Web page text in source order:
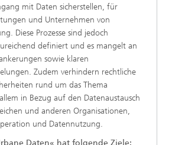
mit Daten sicherstellen, für
und Unternehmen von
Diese Prozesse sind jedoch
definiert und es mangelt an
sowie klaren
Zudem verhindern rechtliche
rund um das Thema
in Bezug auf den Datenaustausch
und anderen Organisationen,
und Datennutzung.